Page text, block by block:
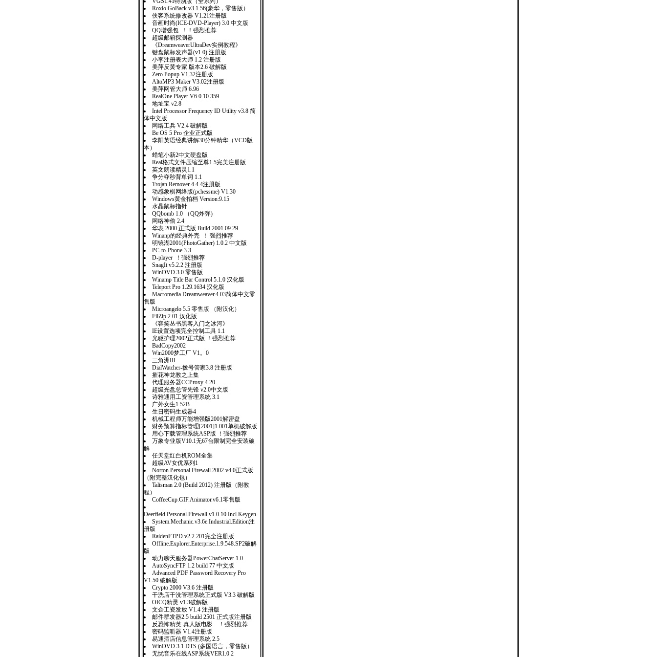
Roxio GoBack v3.1.56(豪华，零售版）
侠客系统修改器 V1.21注册版
音画时尚(ICE-DVD-Player) 3.0 中文版
QQ增强包 ！！强烈推荐
超级邮箱探测器
《DreamweaverUltraDev实例教程》
键盘鼠标发声器(v1.0) 注册版
小李注册表大师 1.2 注册版
美萍反黄专家 版本2.6 破解版
Zero Popup V1.32注册版
AltoMP3 Maker V3.02注册版
美萍网管大师 6.96
RealOne Player V6.0.10.359
地址宝 v2.8
Intel Processor Frequency ID Utility v3.8 简
体中文版
网络工兵 V2.4 破解版
Be OS 5 Pro 企业正式版
李阳英语经典讲解30分钟精华（VCD版
本）
蜡笔小新2中文硬盘版
Real格式文件压缩至尊1.5完美注册版
英文朗读精灵1.1
争分夺秒背单词 1.1
Trojan Remover 4.4.4注册版
动感象棋网络版(pchessme) V1.30
Windows黄金拍档 Version:9.15
水晶鼠标指针
QQbomb 1.0 （QQ炸弹)
网络神偷 2.4
华表 2000 正式版 Build 2001.09.29
Winanp的经典外壳 ！ 强烈推荐
明镜湖2001(PhotoGather) 1.0.2 中文版
PC-to-Phone 3.3
D-player ！强烈推荐
SnagIt v5.2.2 注册版
WinDVD 3.0 零售版
Winamp Title Bar Control 5.1.0 汉化版
Teleport Pro 1.29.1634 汉化版
Macromedia.Dreamweaver.4.03简体中文零
售版
Microangelo 5.5 零售版 （附汉化）
FilZip 2.01 汉化版
《容笑丛书黑客入门之冰河》
IE设置选项完全控制工具 1.1
光驱护理2002正式版 ！强烈推荐
BadCopy2002
Win2000梦工厂 V1。0
三角洲III
DialWatcher-拨号管家3.8 注册版
摧花神龙教之上集
代理服务器CCProxy 4.20
超级光盘总管先锋 v2.0中文版
诗雅通用工资管理系统 3.1
广外女生1.52B
生日密码生成器4
机械工程师万能增强版2001解密盘
财务预算指标管理[2001]1.001单机破解版
用心下载管理系统ASP版 ！强烈推荐
万象专业版V10.1无67台限制完全安装破
解
任天堂红白机ROM全集
超级AV女优系列1
Norton.Personal.Firewall.2002.v4.0正式版
（附完整汉化包）
Talisman 2.0 (Build 2012) 注册版（附教
程）
CoffeeCup.GIF.Animator.v6.1零售版
Deerfield.Personal.Firewall.v1.0.10.Incl.Keygen
System.Mechanic.v3.6e.Industrial.Edition注
册版
RaidenFTPD.v2.2.201完全注册版
Offline.Explorer.Enterprise.1.9.548.SP2破解
版
动力聊天服务器PowerChatServer 1.0
AutoSyncFTP 1.2 build 77 中文版
Advanced PDF Password Recovery Pro
V1.50 破解版
Crypto 2000 V3.6 注册版
干洗店干洗管理系统正式版 V3.3 破解版
OICQ精灵 v1.3破解版
文企工资发放 V1.4 注册版
邮件群发器2.5 build 2501 正式版注册版
反恐怖精英-真人版电影 ！强烈推荐
密码监听器 V1.4注册版
易通酒店信息管理系统 2.5
WinDVD 3.1 DTS (多国语言，零售版）
无忧音乐在线ASP系统VER1.0 2